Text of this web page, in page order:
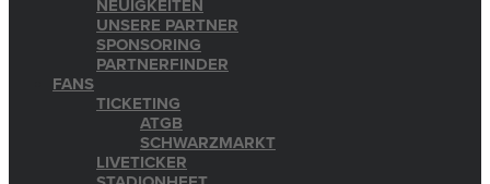
NEUIGKEITEN
UNSERE PARTNER
SPONSORING
PARTNERFINDER
FANS
TICKETING
ATGB
SCHWARZMARKT
LIVETICKER